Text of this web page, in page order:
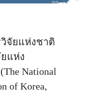
จัยแห่งชาติ
แห่ง
National
of Korea,